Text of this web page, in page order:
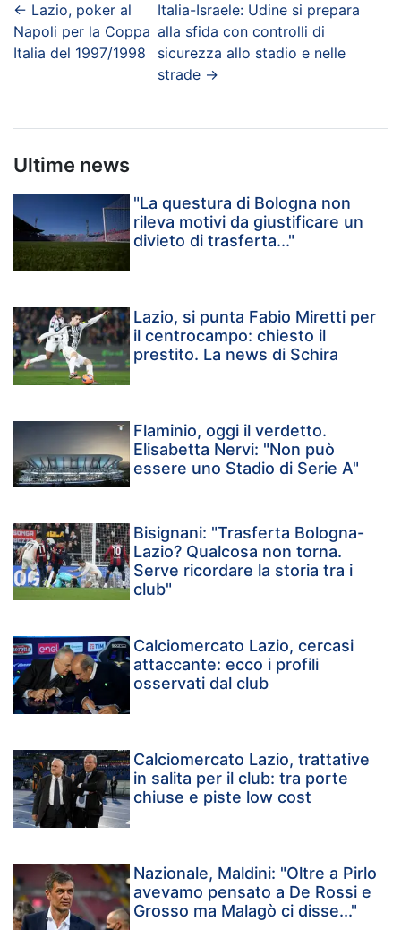
← Lazio, poker al
Napoli per la Coppa
Italia del 1997/1998
Italia-Israele: Udine si prepara
alla sfida con controlli di
sicurezza allo stadio e nelle
strade →
Ultime news
"La questura di Bologna non
rileva motivi da giustificare un
divieto di trasferta..."
Lazio, si punta Fabio Miretti per
il centrocampo: chiesto il
prestito. La news di Schira
Flaminio, oggi il verdetto.
Elisabetta Nervi: "Non può
essere uno Stadio di Serie A"
Bisignani: "Trasferta Bologna-
Lazio? Qualcosa non torna.
Serve ricordare la storia tra i
club"
Calciomercato Lazio, cercasi
attaccante: ecco i profili
osservati dal club
Calciomercato Lazio, trattative
in salita per il club: tra porte
chiuse e piste low cost
Nazionale, Maldini: "Oltre a Pirlo
avevamo pensato a De Rossi e
Grosso ma Malagò ci disse..."